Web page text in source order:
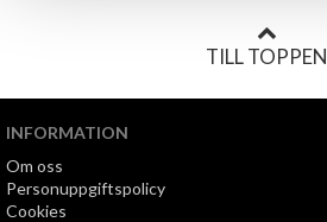
TILL TOPPEN
INFORMATION
Om oss
Personuppgiftspolicy
Cookies